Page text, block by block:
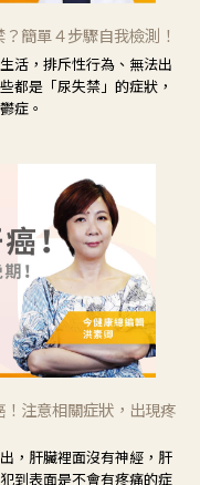
簡單４步驟自我檢測！
活，排斥性行為、無法出
都是「尿失禁」的症狀，
症。
！注意相關症狀，出現疼
，肝臟裡面沒有神經，肝
到表面是不會有疼痛的症